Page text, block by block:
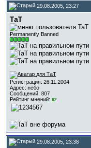
29.08.2005, 23:27
ТаТ
Permanently Banned
Регистрация: 26.11.2004
Адрес: небо
Сообщений: 807
Рейтинг мнений: 62
29.08.2005, 23:38